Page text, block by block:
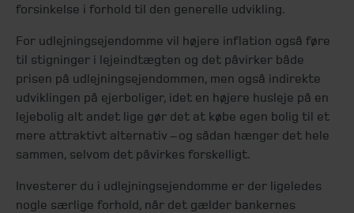
forsinkelse i forhold til den generelle udvikling.
For udlejningsejendomme vil højere inflation også føre
til stigninger i lejeindtægten og det påvirker både
prisen på udlejningsejendommen, men også indirekte
udviklingen på ejerboliger, idet en højere husleje på en
lejebolig alt andet lige gør det at købe egen bolig til et
mere attraktivt alternativ – og sådan hænger det hele
sammen, selvom det påvirkes forskelligt.
Investerer du i udlejningsejendomme er der ligeledes
nogle særlige forhold, når det gælder bankernes